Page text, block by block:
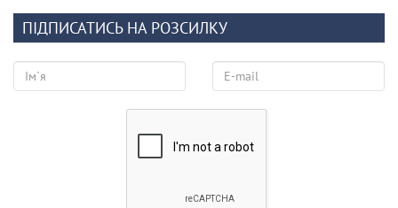
ПІДПИСАТИСЬ НА РОЗСИЛКУ